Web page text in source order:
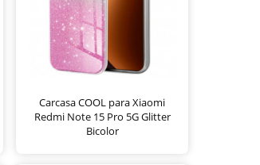
Carcasa COOL para Xiaomi
Redmi Note 15 Pro 5G Glitter
Bicolor